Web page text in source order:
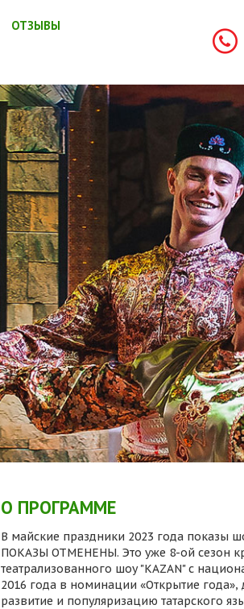
ОТЗЫВЫ
О ПРОГРАММЕ
В майские праздники 2023 года показы
ПОКАЗЫ ОТМЕНЕНЫ. Это уже 8-ой сезон
театрализованного шоу "KAZAN" с
2016 года в номинации «Открытие года»,
развитие и популяризацию татарского